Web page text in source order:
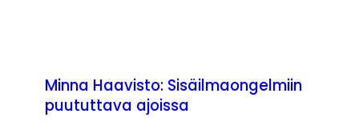
Minna Haavisto: Sisäilmaongelmiin
puututtava ajoissa